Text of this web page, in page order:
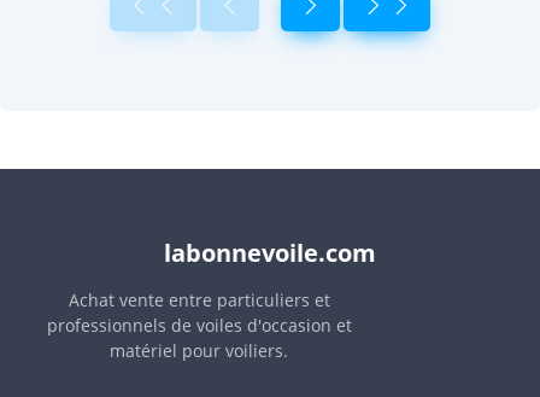
labonnevoile.com
Achat vente entre particuliers et
professionnels de voiles d'occasion et
matériel pour voiliers.